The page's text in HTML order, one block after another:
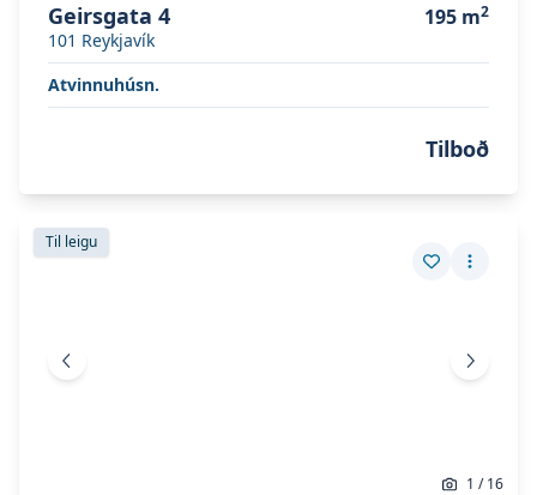
Geirsgata 4
101 Reykjavík
195 m2
Atvinnuhúsn.
Tilboð
Skoða eignina
Til leigu
Vista eign
Fleiri
Skoða eignina
Fyrri mynd Næsta
1 /16